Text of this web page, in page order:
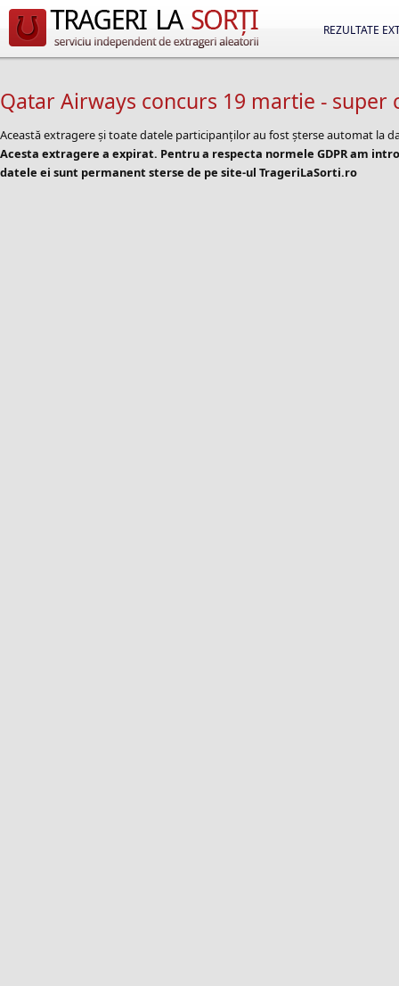
REZULTATE
Qatar Airways concurs 19 martie - super
Această extragere și toate datele participanților au fost șterse automat la
Acesta extragere a expirat. Pentru a respecta normele GDPR am
datele ei sunt permanent sterse de pe site-ul TrageriLaSorti.ro